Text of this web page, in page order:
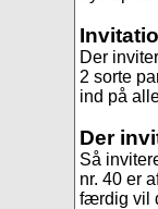
Der
2 sorte
ind på
Der
Så
nr. 40 er
færdig vil